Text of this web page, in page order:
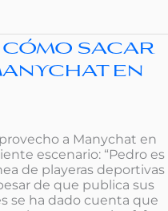
cómo sacar
en
a Manychat en
escenario: “Pedro es
de playeras deportivas
de que publica sus
se ha dado cuenta que